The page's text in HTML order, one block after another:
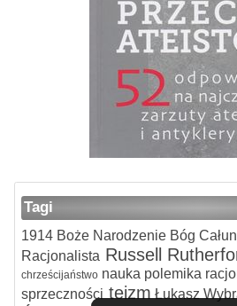
Tagi
1914Boże NarodzenieBóg
Racjonalista Russell
chrześcijaństwonauka polemika
sprzeczności teizm Łukasz